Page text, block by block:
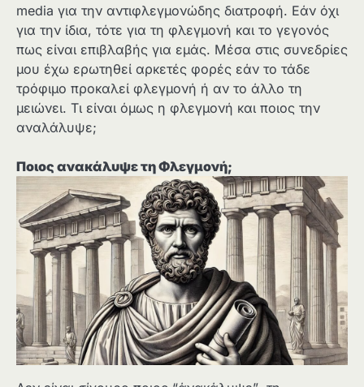
media για την αντιφλεγμονώδης διατροφή. Εάν όχι
για την ίδια, τότε για τη φλεγμονή και το γεγονός
πως είναι επιβλαβής για εμάς. Μέσα στις συνεδρίες
μου έχω ερωτηθεί αρκετές φορές εάν το τάδε
τρόφιμο προκαλεί φλεγμονή ή αν το άλλο τη
μειώνει. Τι είναι όμως η φλεγμονή και ποιος την
αναλάλυψε;
Ποιος ανακάλυψε τη Φλεγμονή;